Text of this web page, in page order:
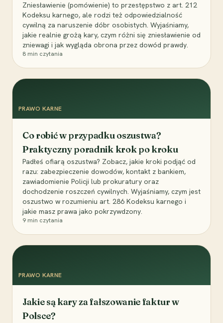
Zniesławienie (pomówienie) to przestępstwo z art. 212
Kodeksu karnego, ale rodzi też odpowiedzialność
cywilną za naruszenie dóbr osobistych. Wyjaśniamy,
jakie realnie grożą kary, czym różni się zniesławienie od
zniewagi i jak wygląda obrona przez dowód prawdy.
8 min czytania
PRAWO KARNE
Co robić w przypadku oszustwa?
Praktyczny poradnik krok po kroku
Padłeś ofiarą oszustwa? Zobacz, jakie kroki podjąć od
razu: zabezpieczenie dowodów, kontakt z bankiem,
zawiadomienie Policji lub prokuratury oraz
dochodzenie roszczeń cywilnych. Wyjaśniamy, czym jest
oszustwo w rozumieniu art. 286 Kodeksu karnego i
jakie masz prawa jako pokrzywdzony.
9 min czytania
PRAWO KARNE
Jakie są kary za fałszowanie faktur w
Polsce?